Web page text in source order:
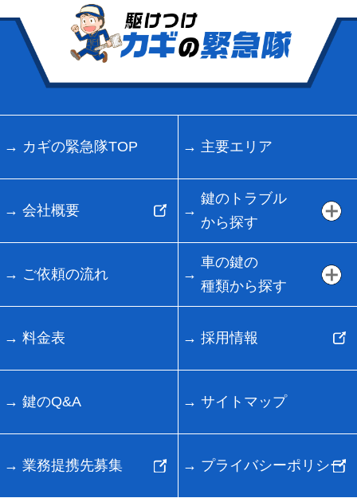
カギの緊急隊TOP 主要エリア
会社概要
鍵のトラブル
から探す
ご依頼の流れ
車の鍵の
種類から探す
料金表 採用情報
鍵のQ&A サイトマップ
業務提携先募集 プライバシーポリシー